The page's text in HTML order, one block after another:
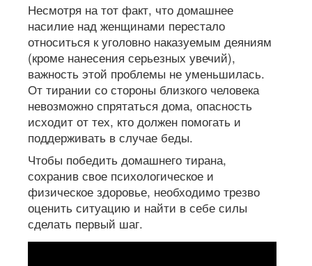
Несмотря на тот факт, что домашнее
насилие над женщинами перестало
относиться к уголовно наказуемым деяниям
(кроме нанесения серьезных увечий),
важность этой проблемы не уменьшилась.
От тирании со стороны близкого человека
невозможно спрятаться дома, опасность
исходит от тех, кто должен помогать и
поддерживать в случае беды.
Чтобы победить домашнего тирана,
сохранив свое психологическое и
физическое здоровье, необходимо трезво
оценить ситуацию и найти в себе силы
сделать первый шаг.